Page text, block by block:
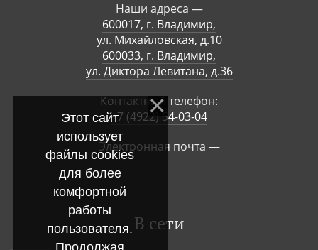
Наши адреса —
600017, г. Владимир,
ул. Михайловская, д.10
600033, г. Владимир,
ул. Диктора Левитана, д.36
Контактный телефон:
+7 (4922) 54-03-04
Электронная почта —
В сети
Этот сайт
использует
файлы cookies
для более
комфортной
работы
пользователя.
Продолжая